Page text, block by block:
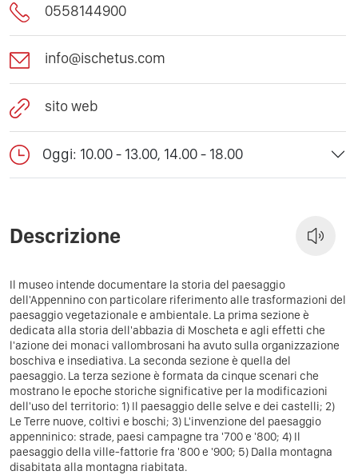
0558144900
info@ischetus.com
sito web
Oggi: 10.00 - 13.00, 14.00 - 18.00
Descrizione
Il museo intende documentare la storia del paesaggio
dell'Appennino con particolare riferimento alle trasformazioni del
paesaggio vegetazionale e ambientale. La prima sezione è
dedicata alla storia dell'abbazia di Moscheta e agli effetti che
l'azione dei monaci vallombrosani ha avuto sulla organizzazione
boschiva e insediativa. La seconda sezione è quella del
paesaggio. La terza sezione è formata da cinque scenari che
mostrano le epoche storiche significative per la modificazioni
dell'uso del territorio: 1) Il paesaggio delle selve e dei castelli; 2)
Le Terre nuove, coltivi e boschi; 3) L'invenzione del paesaggio
appenninico: strade, paesi campagne tra '700 e '800; 4) Il
paesaggio della ville-fattorie fra '800 e '900; 5) Dalla montagna
disabitata alla montagna riabitata.